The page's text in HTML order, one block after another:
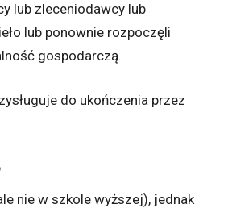
lub zleceniodawcy lub
lub ponownie rozpoczęli
gospodarczą.
do ukończenia przez
nie w szkole wyższej), jednak